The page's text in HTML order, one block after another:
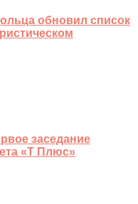
обновил список
заседание
«Т Плюс»